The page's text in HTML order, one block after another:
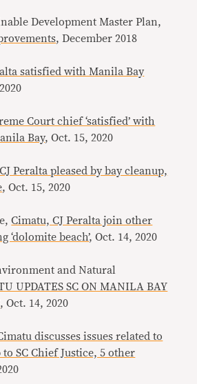
Development Master Plan,
, December 2018
satisfied with Manila Bay
Court chief ‘satisfied’ with
Bay, Oct. 15, 2020
CJ Peralta pleased by bay cleanup,
, Oct. 15, 2020
Cimatu, CJ Peralta join other
‘dolomite beach’, Oct. 14, 2020
and Natural
UPDATES SC ON MANILA BAY
, Oct. 14, 2020
discusses issues related to
SC Chief Justice, 5 other